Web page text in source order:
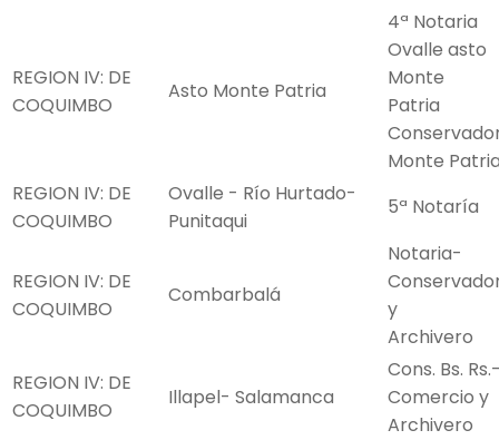
REGION IV: DE
COQUIMBO
Asto Monte Patria
4ª Notaria
Ovalle asto
Monte
Patria
Monte
REGION IV: DE
COQUIMBO
Ovalle - Río Hurtado-
Punitaqui
5ª Notaría
REGION IV: DE
COQUIMBO
Combarbalá
Notaria-
y
Archivero
REGION IV: DE
COQUIMBO
Illapel- Salamanca
Cons. Bs.
Comercio y
Archivero